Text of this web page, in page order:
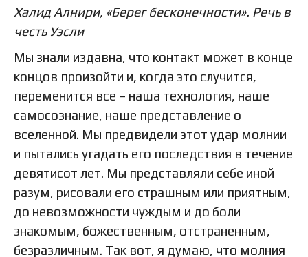
Халид Алнири, «Берег бесконечности». Речь в
честь Уэсли
Мы знали издавна, что контакт может в конце
концов произойти и, когда это случится,
переменится все – наша технология, наше
самосознание, наше представление о
вселенной. Мы предвидели этот удар молнии
и пытались угадать его последствия в течение
девятисот лет. Мы представляли себе иной
разум, рисовали его страшным или приятным,
до невозможности чуждым и до боли
знакомым, божественным, отстраненным,
безразличным. Так вот, я думаю, что молния